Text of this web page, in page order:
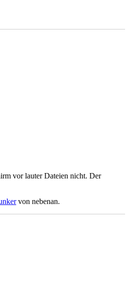
vor lauter Dateien nicht. Der
von nebenan.